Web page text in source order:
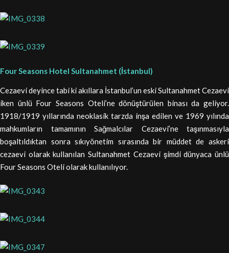
Four Seasons Hotel Sultanahmet (İstanbul)
Cezaevi deyince tabi ki akıllara İstanbul’un eski Sultanahmet Cezaevi
iken ünlü Four Seasons Oteli’ne dönüştürülen binası da geliyor.
1918/1919 yıllarında neoklasik tarzda inşa edilen ve 1969 yılında
mahkumların tamamının Sağmalcılar Cezaevi’ne taşınmasıyla
boşaltıldıktan sonra sıkıyönetim sırasında bir müddet de askeri
cezaevi olarak kullanılan Sultanahmet Cezaevi şimdi dünyaca ünlü
Four Seasons Oteli olarak kullanılıyor.